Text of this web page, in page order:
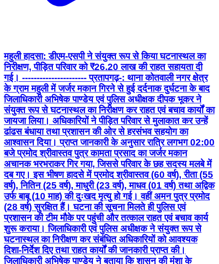
महुली हादसा: डीएम-एसपी ने संयुक्त रूप से किया घटनास्थल का
निरीक्षण, पीड़ित परिवार को ₹26.20 लाख की राहत सहायता दी
गई। ---------------------- प्रतापगढ़-: थाना कोतवाली नगर क्षेत्र
के ग्राम महुली में जर्जर मकान गिरने से हुई दर्दनाक दुर्घटना के बाद
जिलाधिकारी अभिषेक पाण्डेय एवं पुलिस अधीक्षक दीपक भूकर ने
संयुक्त रूप से घटनास्थल का निरीक्षण कर राहत एवं बचाव कार्यों का
जायजा लिया। अधिकारियों ने पीड़ित परिवार से मुलाकात कर उन्हें
ढांढस बंधाया तथा प्रशासन की ओर से हरसंभव सहयोग का
आश्वासन दिया। प्राप्त जानकारी के अनुसार रात्रि लगभग 02:00
बजे प्रमोद श्रीवास्तव पुत्र कामता प्रसाद का जर्जर मकान
अचानक भरभराकर गिर गया, जिससे परिवार के छह सदस्य मलबे में
दब गए। इस भीषण हादसे में प्रमोद श्रीवास्तव (60 वर्ष), रीता (55
वर्ष), नितिन (25 वर्ष), माधुरी (23 वर्ष), माधव (01 वर्ष) तथा अद्विक
उर्फ बाबू (10 माह) की दुःखद मृत्यु हो गई। वहीं अमन पुत्र प्रमोद
(28 वर्ष) सुरक्षित हैं। घटना की सूचना मिलते ही पुलिस एवं
प्रशासन की टीम मौके पर पहुंची और तत्काल राहत एवं बचाव कार्य
शुरू कराया। जिलाधिकारी एवं पुलिस अधीक्षक ने संयुक्त रूप से
घटनास्थल का निरीक्षण कर संबंधित अधिकारियों को आवश्यक
दिशा-निर्देश दिए तथा राहत कार्यों की जानकारी प्राप्त की।
जिलाधिकारी अभिषेक पाण्डेय ने बताया कि शासन की मंशा के